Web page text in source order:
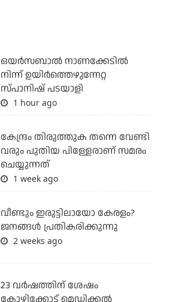
ഒയര്‍സബാൽ നാണക്കേടിൽ
നിന്ന് ഉയിർത്തെഴുന്നേറ്റ
സ്പാനിഷ് പടയാളി
1 hour ago
കേന്ദ്രം തിരുത്തുക തന്നെ വേണ്ടി
വരും പുതിയ പിള്ളേരാണ് സമരം
ചെയ്യുന്നത്
1 week ago
വീണ്ടും ഇരുട്ടിലായോ കേരളം?
ജനങ്ങൾ പ്രതികരിക്കുന്നു
2 weeks ago
23 വർഷത്തിന് ശേഷം